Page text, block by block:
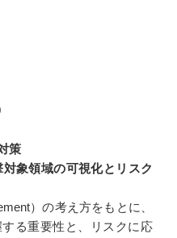
策
象領域の可視化とリスク
）の考え方をもとに、
る重要性と、リスクに応